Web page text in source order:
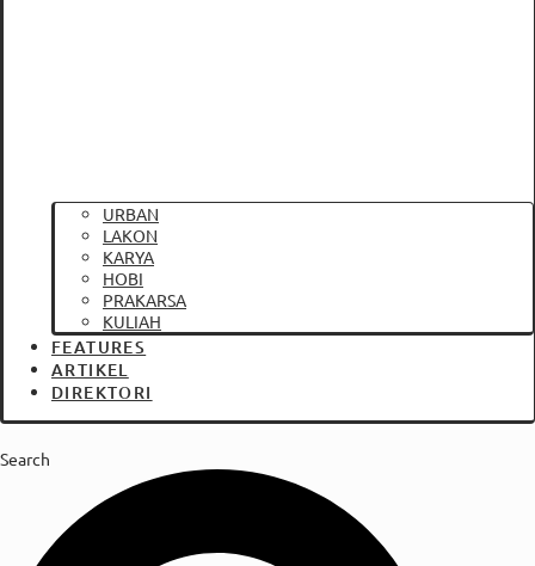
URBAN
LAKON
KARYA
HOBI
PRAKARSA
KULIAH
FEATURES
ARTIKEL
DIREKTORI
Search